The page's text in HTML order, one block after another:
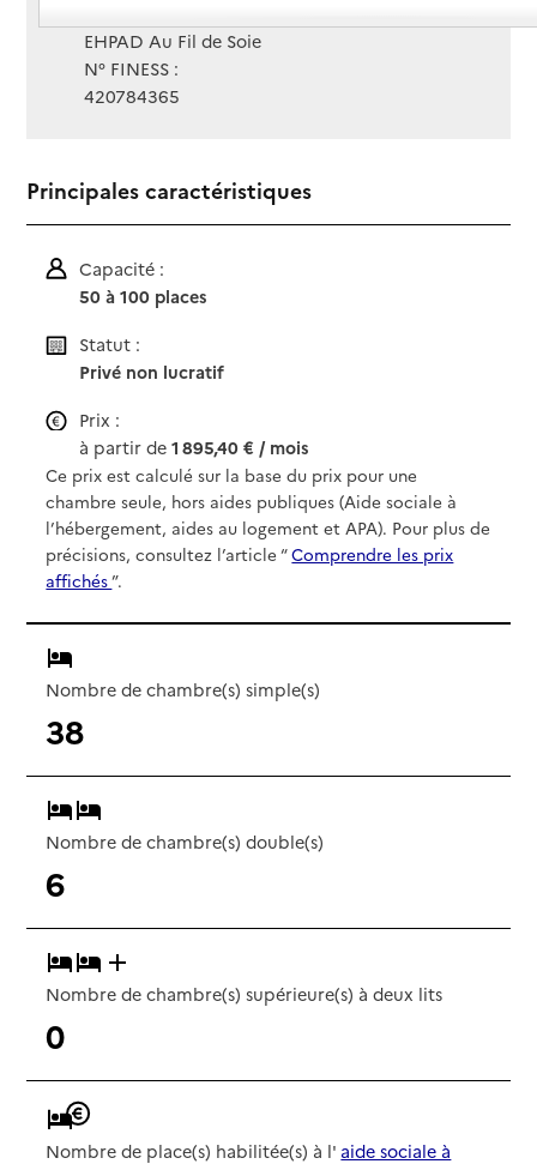
EHPAD Au Fil de Soie
N° FINESS :
420784365
Principales caractéristiques
Capacité :
50 à 100 places
Statut :
Privé non lucratif
Prix :
à partir de1 895,40 € / mois
Ce prix est calculé sur la base du prix pour une
chambre seule, hors aides publiques (Aide sociale à
l’hébergement, aides au logement et APA). Pour plus de
précisions, consultez l’article “Comprendre les prix
affichés”.
Nombre de chambre(s) simple(s)
38
Nombre de chambre(s) double(s)
6
Nombre de chambre(s) supérieure(s) à deux lits
0
Nombre de place(s) habilitée(s) à l' aide sociale à